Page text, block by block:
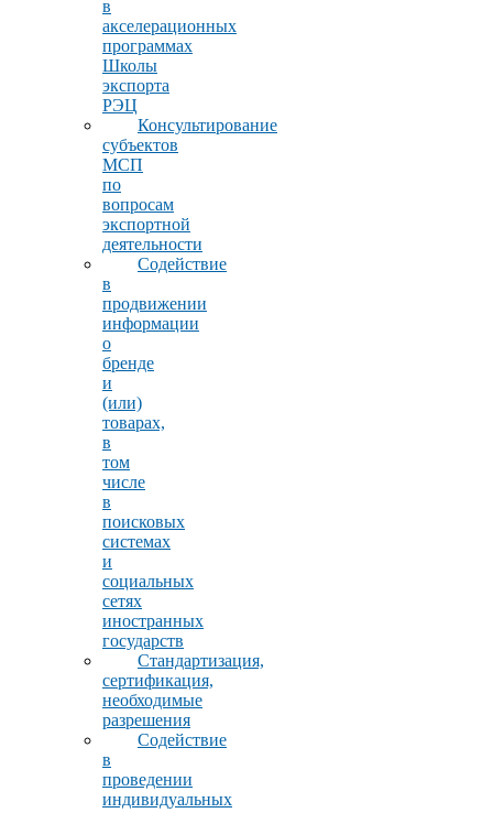
в
акселерационных
программах
Школы
экспорта
РЭЦ
Консультирование
субъектов
МСП
по
вопросам
экспортной
деятельности
Содействие
в
продвижении
информации
о
бренде
и
(или)
товарах,
в
том
числе
в
поисковых
системах
и
социальных
сетях
иностранных
государств
Стандартизация,
сертификация,
необходимые
разрешения
Содействие
в
проведении
индивидуальных